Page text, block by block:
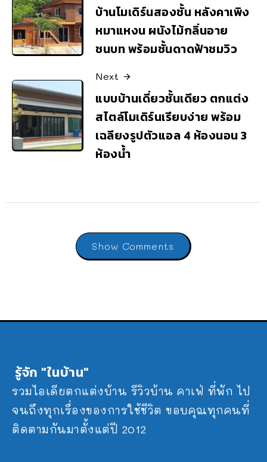
บ้านโมเดิร์นสองชั้น หลังคาเพิง
หมาแหงน ผนังไม้กลิ่นอาย
ชนบท พร้อมชั้นดาดฟ้าชมวิว
Next
แบบบ้านเดี่ยวชั้นเดียว ตกแต่ง
สไตล์โมเดิร์นเรียบง่าย พร้อม
เฉลียงรูปตัวแอล 4 ห้องนอน 3
ห้องน้ำ
Show Comments
รู้จัก "ในบ้าน"
รวมไอเดียตกแต่งบ้าน รีวิวบ้าน คาเฟ่ ที่พัก ไป
จนถึงทุกเรื่องของการใช้ชีวิต ขอบคุณทุกคนที่
ติดตามกันมาตั้งแต่ปี 2012